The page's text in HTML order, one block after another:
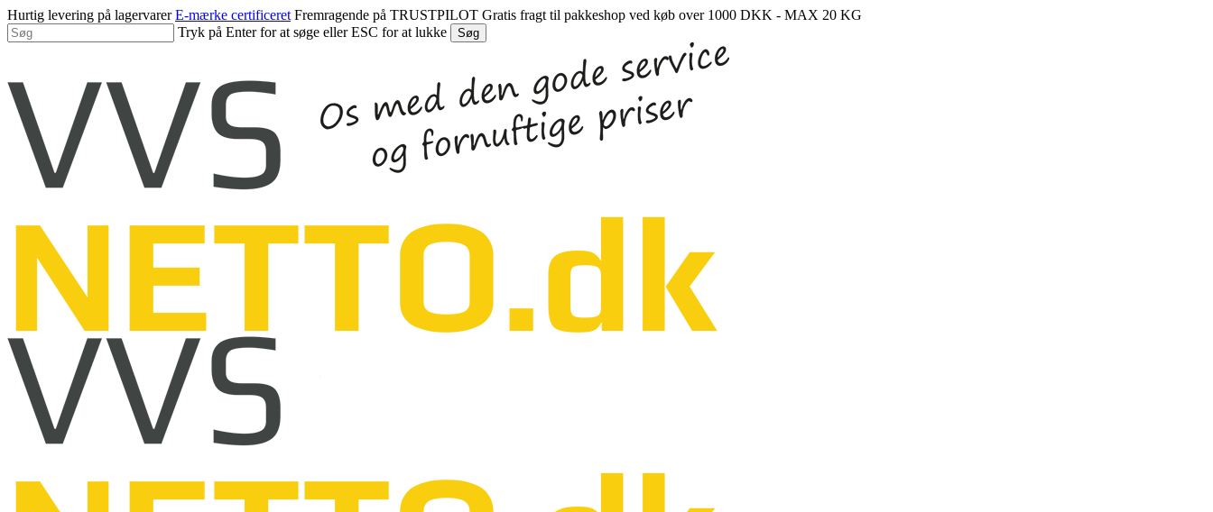
Spring
til
hovedindhold
Hurtig levering på lagervarer E-mærke certificeret Fremragende på TRUSTPILOT Gratis fragt til pakkeshop ved køb over 1000 DKK - MAX 20 KG
Tryk på Enter for at søge eller ESC for at lukke
Søg